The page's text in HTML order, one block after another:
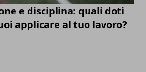
e disciplina: quali doti
applicare al tuo lavoro?